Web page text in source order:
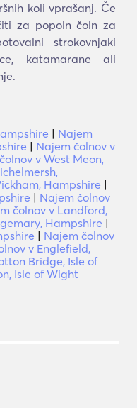
koli vprašanj. Če
za popoln čoln za
strokovnjaki
katamarane ali
| Najem
| Najem čolnov v
v West Meon,
Hampshire |
| Najem čolnov
čolnov v Landford,
Hampshire |
| Najem čolnov
v Englefield,
Bridge, Isle of
Isle of Wight